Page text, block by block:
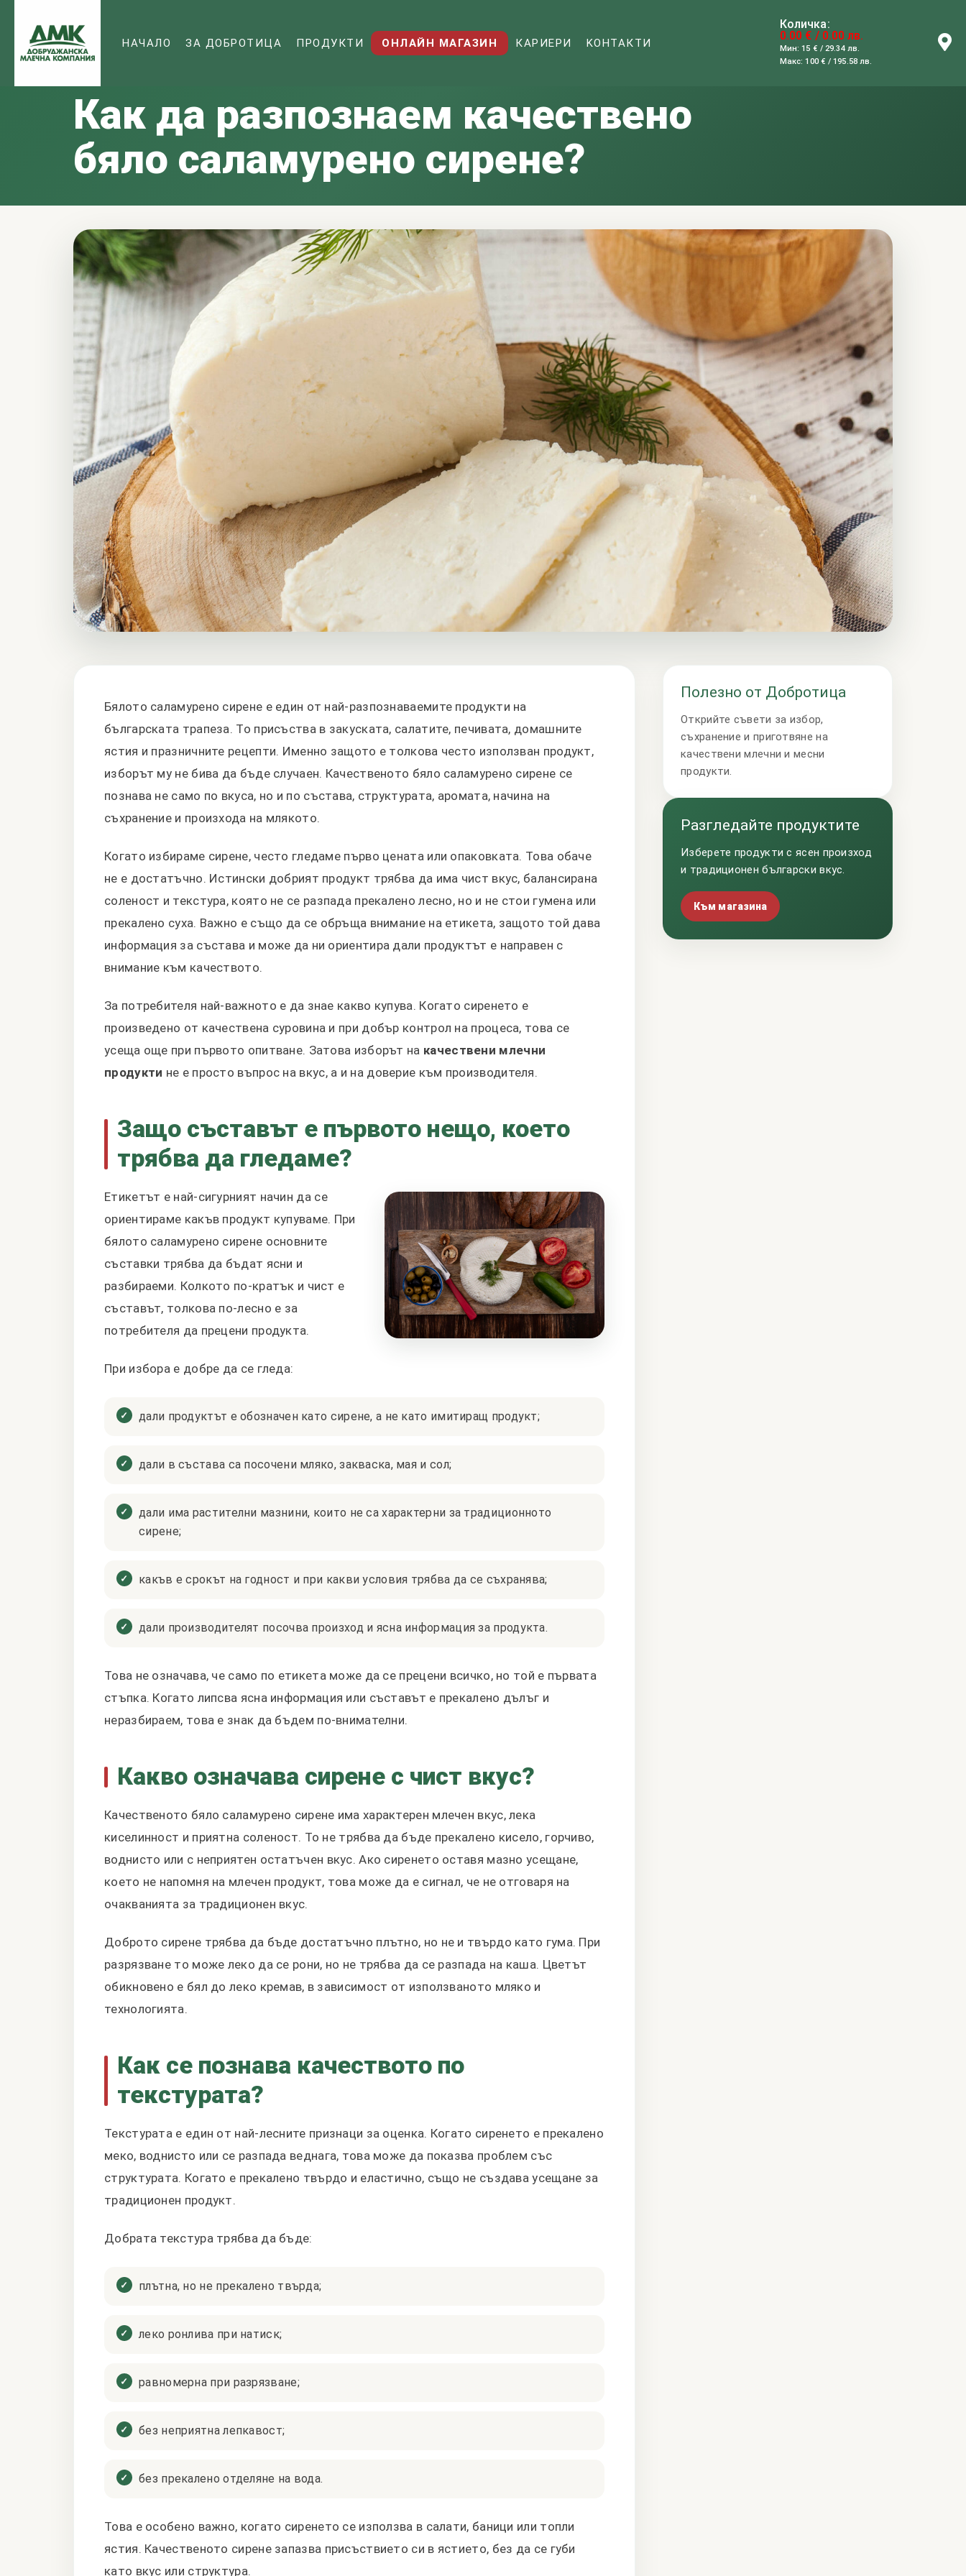
НАЧАЛО ЗА ДОБРОТИЦА ПРОДУКТИ ОНЛАЙН МАГАЗИН КАРИЕРИ KОНТАКТИ
Количка:
0.00 € / 0.00 лв.
Мин: 15 € / 29.34 лв.
Макс: 100 € / 195.58 лв.
Начало Блог
Как да разпознаем качествено
бяло саламурено сирене?
Бялото саламурено сирене е един от най-разпознаваемите продукти на
българската трапеза. То присъства в закуската, салатите, печивата, домашните
ястия и празничните рецепти. Именно защото е толкова често използван продукт,
изборът му не бива да бъде случаен. Качественото бяло саламурено сирене се
познава не само по вкуса, но и по състава, структурата, аромата, начина на
съхранение и произхода на млякото.
Когато избираме сирене, често гледаме първо цената или опаковката. Това обаче
не е достатъчно. Истински добрият продукт трябва да има чист вкус, балансирана
соленост и текстура, която не се разпада прекалено лесно, но и не стои гумена или
прекалено суха. Важно е също да се обръща внимание на етикета, защото той дава
информация за състава и може да ни ориентира дали продуктът е направен с
внимание към качеството.
За потребителя най-важното е да знае какво купува. Когато сиренето е
произведено от качествена суровина и при добър контрол на процеса, това се
усеща още при първото опитване. Затова изборът на качествени млечни
продукти не е просто въпрос на вкус, а и на доверие към производителя.
Защо съставът е първото нещо, което
трябва да гледаме?
Етикетът е най-сигурният начин да се
ориентираме какъв продукт купуваме. При
бялото саламурено сирене основните
съставки трябва да бъдат ясни и
разбираеми. Колкото по-кратък и чист е
съставът, толкова по-лесно е за
потребителя да прецени продукта.
При избора е добре да се гледа:
дали продуктът е обозначен като сирене, а не като имитиращ продукт;
дали в състава са посочени мляко, закваска, мая и сол;
дали има растителни мазнини, които не са характерни за традиционното
сирене;
какъв е срокът на годност и при какви условия трябва да се съхранява;
дали производителят посочва произход и ясна информация за продукта.
Това не означава, че само по етикета може да се прецени всичко, но той е първата
стъпка. Когато липсва ясна информация или съставът е прекалено дълъг и
неразбираем, това е знак да бъдем по-внимателни.
Какво означава сирене с чист вкус?
Качественото бяло саламурено сирене има характерен млечен вкус, лека
киселинност и приятна соленост. То не трябва да бъде прекалено кисело, горчиво,
воднисто или с неприятен остатъчен вкус. Ако сиренето оставя мазно усещане,
което не напомня на млечен продукт, това може да е сигнал, че не отговаря на
очакванията за традиционен вкус.
Доброто сирене трябва да бъде достатъчно плътно, но не и твърдо като гума. При
разрязване то може леко да се рони, но не трябва да се разпада на каша. Цветът
обикновено е бял до леко кремав, в зависимост от използваното мляко и
технологията.
Как се познава качеството по
текстурата?
Текстурата е един от най-лесните признаци за оценка. Когато сиренето е прекалено
меко, воднисто или се разпада веднага, това може да показва проблем със
структурата. Когато е прекалено твърдо и еластично, също не създава усещане за
традиционен продукт.
Добрата текстура трябва да бъде:
плътна, но не прекалено твърда;
леко ронлива при натиск;
равномерна при разрязване;
без неприятна лепкавост;
без прекалено отделяне на вода.
Това е особено важно, когато сиренето се използва в салати, баници или топли
ястия. Качественото сирене запазва присъствието си в ястието, без да се губи
като вкус или структура.
Полезно от Добротица
Открийте съвети за избор,
съхранение и приготвяне на
качествени млечни и месни
продукти.
Разгледайте продуктите
Изберете продукти с ясен произход
и традиционен български вкус.
Към магазина